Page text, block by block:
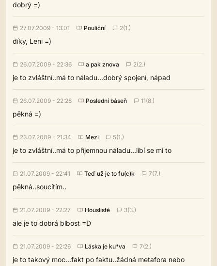
dobrý =)
27.07.2009 - 13:01 Pouliční 2(1.)
díky, Leni =)
26.07.2009 - 22:36 a pak znova 2(2.)
je to zvláštní..má to náladu...dobrý spojení, nápad
26.07.2009 - 22:28 Poslední báseň 11(8.)
pěkná =)
23.07.2009 - 21:34 Mezi 5(1.)
je to zvláštní..má to příjemnou náladu...líbí se mi to
21.07.2009 - 22:41 Teď už je to fu(c)k 7(7.)
pěkná..soucítím..
21.07.2009 - 22:27 Houslisté 3(3.)
ale je to dobrá blbost =D
21.07.2009 - 22:26 Láska je ku*va 7(2.)
je to takový moc...fakt po faktu..žádná metafora nebo